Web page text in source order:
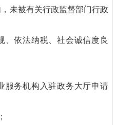
未被有关行政监督部门行政
、依法纳税、社会诚信度良
服务机构入驻政务大厅申请